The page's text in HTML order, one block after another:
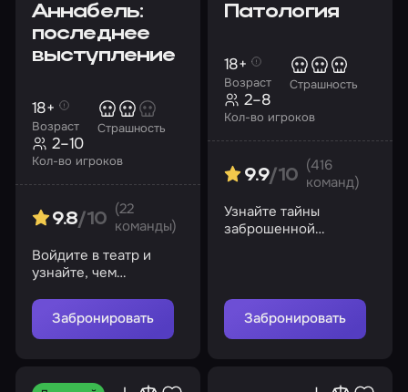
Аннабель:
последнее
выступление
Возраст
18+
Страшность
Кол-во игроков
2–10
9.8/10
(22
команды)
Войдите в театр и
узнайте, чем
представление
Забронировать
Патология
Возраст
18+
Страшность
Кол-во игроков
2–8
9.9/10
(416
команд)
Узнайте тайны
заброшенной
стенах
Забронировать